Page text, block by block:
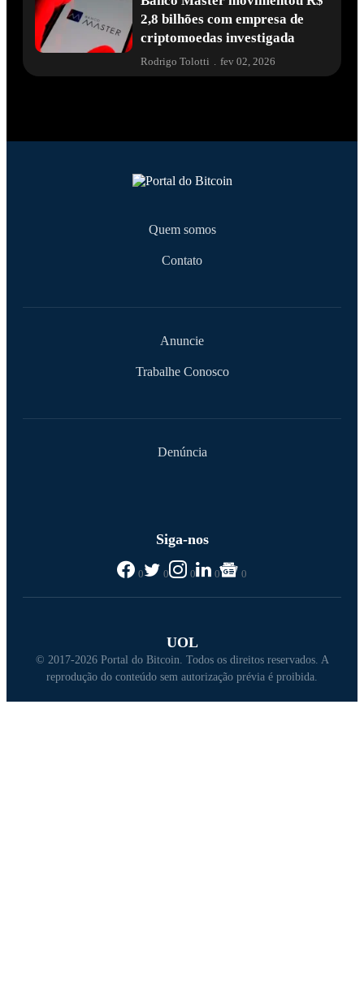
2,8 bilhões com empresa de
criptomoedas investigada
Rodrigo Tolotti fev 02, 2026
Quem somos
Contato
Anuncie
Trabalhe Conosco
Denúncia
Siga-nos
0 0 0 0 0
UOL
© 2017-2026 Portal do Bitcoin. Todos os direitos reservados. A
reprodução do conteúdo sem autorização prévia é proibida.